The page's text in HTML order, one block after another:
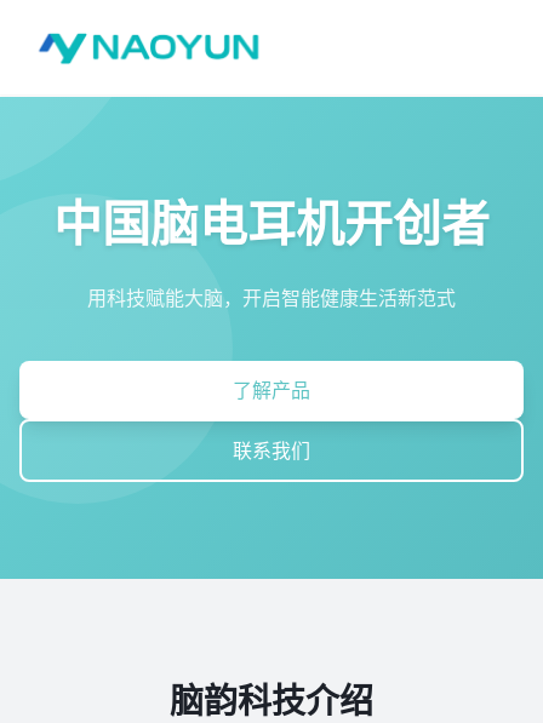
中国脑电耳机开创者
用科技赋能大脑，开启智能健康生活新范式
了解产品
联系我们
脑韵科技介绍